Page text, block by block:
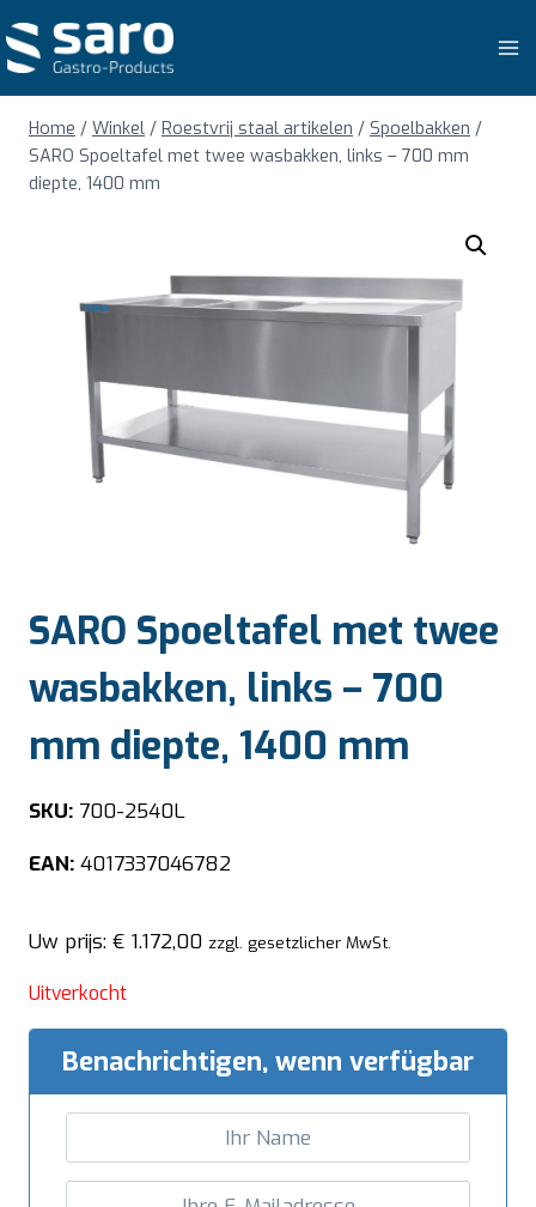
naar
inhoud
Home / Winkel / Roestvrij staal artikelen / Spoelbakken /
SARO Spoeltafel met twee wasbakken, links – 700 mm
diepte, 1400 mm
SARO Spoeltafel met twee
wasbakken, links – 700
mm diepte, 1400 mm
SKU: 700-2540L
EAN: 4017337046782
Uw prijs: € 1.172,00 zzgl. gesetzlicher MwSt.
Uitverkocht
Benachrichtigen, wenn verfügbar